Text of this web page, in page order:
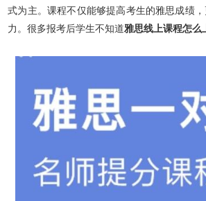
式为主。课程不仅能够提高考生的雅思成绩
力。很多报考后学生不知道雅思线上课程怎么